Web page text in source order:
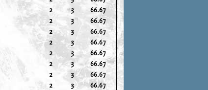
2 3
66.67
2 3
66.67
2 3
66.67
2 3
66.67
2 3
66.67
2 3
66.67
2 3
66.67
2 3
66.67